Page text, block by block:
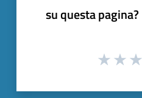
su questa pagina?